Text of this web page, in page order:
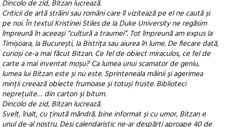
Dincolo de zid, Bitzan lucrează.
Criticii de artă străini sau români care îl vizitează pe el ne caută și
pe noi. În textul Kristinei Stiles de la Duke University ne regăsim
împreună în aceeași “cultură a traumei”. Tot împreună am expus la
Timișoara, la București, la Bistrița sau aiurea în lume. De fiecare dată,
curioși ce-a mai făcut Bitzan. Ce fel de obiect miraculos, ce fel de
carte a mai inventat moșu? Ca lumea unui scamator de geniu,
lumea lui Bitzan este și nu este. Sprinteneala mâinii și agerimea
minții creează obiecte frumoase și totuși fruste. Biblioteci
neprețuite… din carton și bitum.
Dincolo de zid, Bitzan lucrează.
Svelt, înalt, cu ținută mândră, bine informat și cu umor, Bitzan e